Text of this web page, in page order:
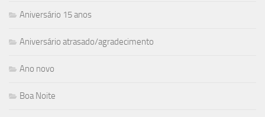
Aniversário 15 anos
Aniversário atrasado/agradecimento
Ano novo
Boa Noite